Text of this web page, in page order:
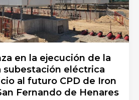
en la ejecución de la
subestación eléctrica
al futuro CPD de Iron
Fernando de Henares